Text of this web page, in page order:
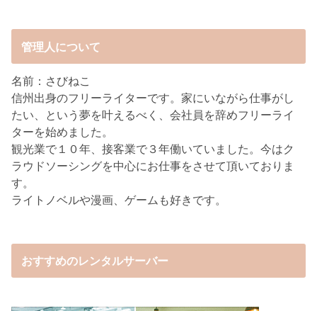
管理人について
名前：さびねこ
信州出身のフリーライターです。家にいながら仕事がし
たい、という夢を叶えるべく、会社員を辞めフリーライ
ターを始めました。
観光業で１０年、接客業で３年働いていました。今はク
ラウドソーシングを中心にお仕事をさせて頂いておりま
す。
ライトノベルや漫画、ゲームも好きです。
おすすめのレンタルサーバー